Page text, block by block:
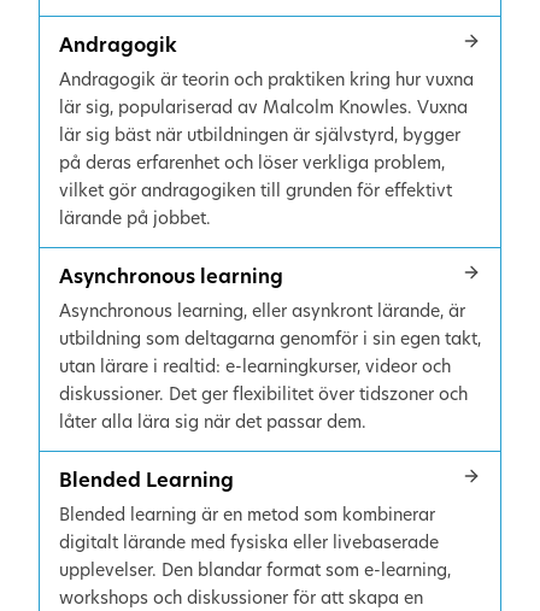
Andragogik
Andragogik är teorin och praktiken kring hur vuxna
lär sig, populariserad av Malcolm Knowles. Vuxna
lär sig bäst när utbildningen är självstyrd, bygger
på deras erfarenhet och löser verkliga problem,
vilket gör andragogiken till grunden för effektivt
lärande på jobbet.
Asynchronous learning
Asynchronous learning, eller asynkront lärande, är
utbildning som deltagarna genomför i sin egen takt,
utan lärare i realtid: e-learningkurser, videor och
diskussioner. Det ger flexibilitet över tidszoner och
låter alla lära sig när det passar dem.
Blended Learning
Blended learning är en metod som kombinerar
digitalt lärande med fysiska eller livebaserade
upplevelser. Den blandar format som e-learning,
workshops och diskussioner för att skapa en